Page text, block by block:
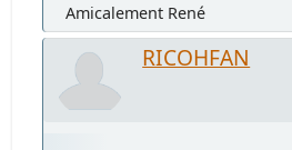
Amicalement René
RICOHFAN